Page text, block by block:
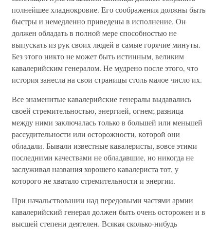
полнейшее хладнокровие. Его соображения должны быть
быстры и немедленно приведены в исполнение. Он
должен обладать в полной мере способностью не
выпускать из рук своих людей в самые горячие минуты.
Без этого никто не может быть истинным, великим
кавалерийским генералом. Не мудрено после этого, что
история занесла на свои страницы столь малое число их.
Все знаменитые кавалерийские генералы выдавались
своей стремительностью, энергией, огнем; разница
между ними заключалась только в большей или меньшей
рассудительности или осторожности, которой они
обладали. Бывали известные кавалеристы, вовсе этими
последними качествами не обладавшие, но никогда не
заслуживал названия хорошего кавалериста тот, у
которого не хватало стремительности и энергии.
При начальствовании над передовыми частями армии
кавалерийский генерал должен быть очень осторожен и в
высшей степени деятелен. Всякая сколько-нибудь